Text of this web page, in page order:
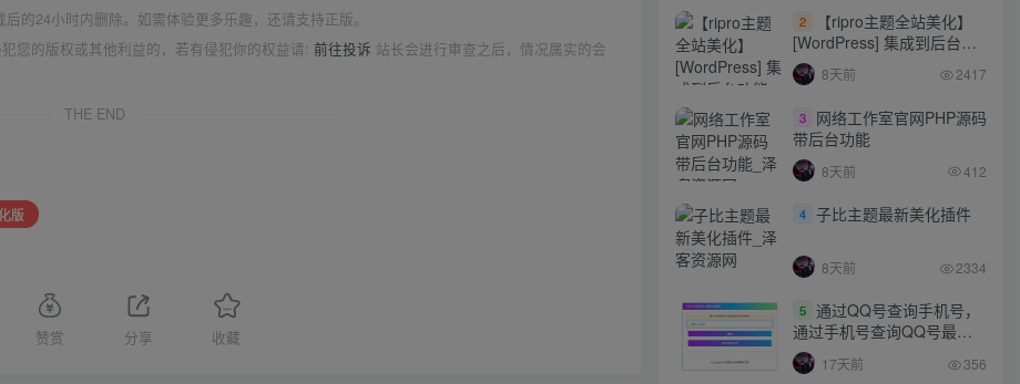
的24小时内删除。如需体验更多乐趣，还请支持正版。
您的版权或其他利益的，若有侵犯你的权益请: 前往投诉 站长会进行审查之后，情况属实的会
THE END
版
赞赏 分享 收藏
2
【ripro主题全站美化】
[WordPress] 集成到后台功
能的全站美化包
WordPress…
8天前 2417
3
网络工作室官网PHP源码
带后台功能
8天前 412
4 子比主题最新美化插件
8天前 2334
5 通过QQ号查询手机号，
通过手机号查询QQ号最新
网站源码
17天前 356